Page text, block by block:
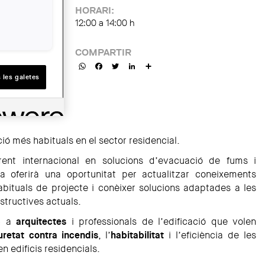
HORARI:
12:00 a 14:00 h
COMPARTIR
WhatsAppFacebookTwitterLinkedIn
més habituals en el sector residencial.
internacional en solucions d’evacuació de fums i
oferirà una oportunitat per actualitzar coneixements
de projecte i conèixer solucions adaptades a les
actuals.
a arquitectes i professionals de l’edificació que volen
contra incendis, l’habitabilitat i l’eficiència de les
edificis residencials.
les galetes